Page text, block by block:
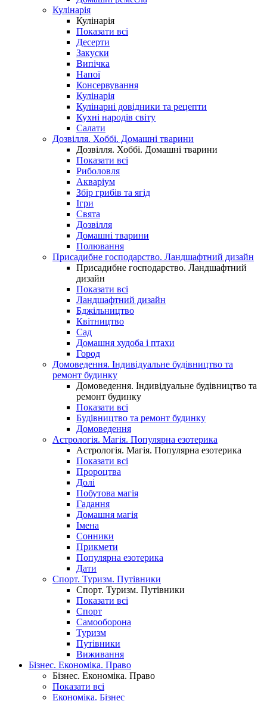
Кулінарія
Кулінарія
Показати всі
Десерти
Закуски
Випічка
Напої
Консервування
Кулінарія
Кулінарні довідники та рецепти
Кухні народів світу
Салати
Дозвілля. Хоббі. Домашні тварини
Дозвілля. Хоббі. Домашні тварини
Показати всі
Риболовля
Акваріум
Збір грибів та ягід
Ігри
Свята
Дозвілля
Домашні тварини
Полювання
Присадибне господарство. Ландшафтний дизайн
Присадибне господарство. Ландшафтний
дизайн
Показати всі
Ландшафтний дизайн
Бджільництво
Квітництво
Сад
Домашня худоба і птахи
Город
Домоведення. Індивідуальне будівництво та
ремонт будинку
Домоведення. Індивідуальне будівництво та
ремонт будинку
Показати всі
Будівництво та ремонт будинку
Домоведення
Астрологія. Магія. Популярна езотерика
Астрологія. Магія. Популярна езотерика
Показати всі
Пророцтва
Долі
Побутова магія
Гадання
Домашня магія
Імена
Сонники
Прикмети
Популярна езотерика
Дати
Спорт. Туризм. Путівники
Спорт. Туризм. Путівники
Показати всі
Спорт
Самооборона
Туризм
Путівники
Виживання
Бізнес. Економіка. Право
Бізнес. Економіка. Право
Показати всі
Економіка. Бізнес